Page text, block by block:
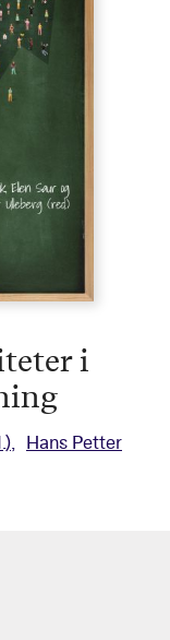
i
Hans Petter